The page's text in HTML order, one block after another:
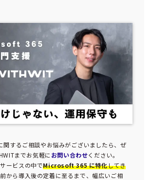
するご相談やお悩みがございましたら、ぜ
までお気軽に お問い合わせください。
ービスの中でMicrosoft 365 に特化してき
から導入後の定着に至るまで、幅広いご相